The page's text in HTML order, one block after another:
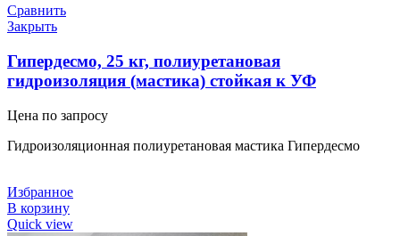
Сравнить
Закрыть
Гипердесмо, 25 кг, полиуретановая
гидроизоляция (мастика) стойкая к УФ
Цена по запросу
Гидроизоляционная полиуретановая мастика Гипердесмо
Избранное
В корзину
Quick view